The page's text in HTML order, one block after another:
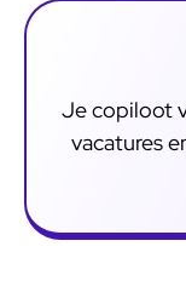
Je copiloot
vacatures